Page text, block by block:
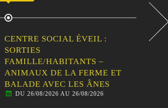
CENTRE SOCIAL ÉVEIL :
SORTIES
FAMILLE/HABITANTS –
ANIMAUX DE LA FERME ET
BALADE AVEC LES ÂNES
DU 26/08/2026 AU 26/08/2026